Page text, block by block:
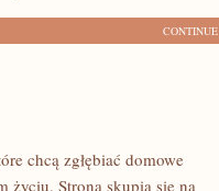
CONTINUE
chcą zgłębiać domowe
życiu. Strona skupia się na